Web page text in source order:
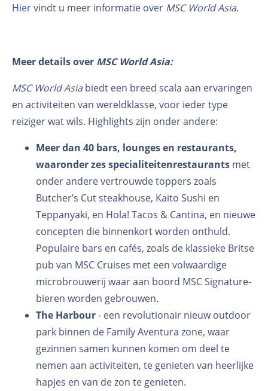
Hiervindt u meer informatie over MSC World Asia.
Meer details over MSC World Asia:
MSC World Asiabiedt een breed scala aan ervaringen
en activiteiten van wereldklasse, voor ieder type
reiziger wat wils. Highlights zijn onder andere:
Meer dan 40 bars, lounges en restaurants,
waaronder zes specialiteitenrestaurants met
onder andere vertrouwde toppers zoals
Butcher’s Cut steakhouse, Kaito Sushi en
Teppanyaki, en Hola! Tacos & Cantina, en nieuwe
concepten die binnenkort worden onthuld.
Populaire bars en cafés, zoals de klassieke Britse
pub van MSC Cruises met een volwaardige
microbrouwerij waar aan boord MSC Signature-
bieren worden gebrouwen.
The Harbour- een revolutionair nieuw outdoor
park binnen de Family Aventura zone, waar
gezinnen samen kunnen komen om deel te
nemen aan activiteiten, te genieten van heerlijke
hapjes en van de zon te genieten.